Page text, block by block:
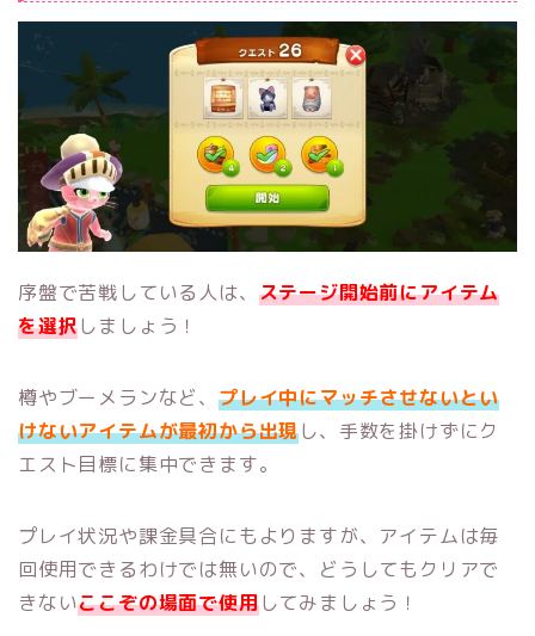
序盤で苦戦している人は、 ステージ開始前にアイテム
を選択しましょう！
樽やブーメランなど、 プレイ中にマッチさせないとい
けないアイテムが最初から出現し、手数を掛けずにク
エスト目標に集中できます。
プレイ状況や課金具合にもよりますが、アイテムは毎
回使用できるわけでは無いので、どうしてもクリアで
きないここぞの場面で使用してみましょう！